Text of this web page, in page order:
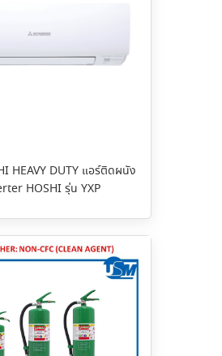
HEAVY DUTY แอร์ติดผนัง
HOSHI รุ่น YXP